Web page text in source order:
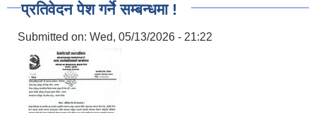
प्रतिवेदन पेश गर्ने सम्बन्धमा !
Submitted on: Wed, 05/13/2026 - 21:22